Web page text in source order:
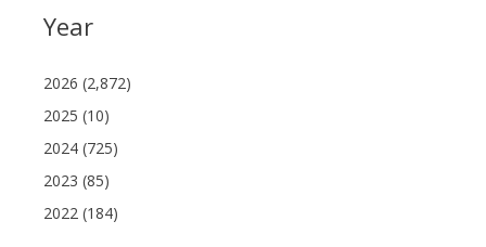
Year
2026 (2,872)
2025 (10)
2024 (725)
2023 (85)
2022 (184)